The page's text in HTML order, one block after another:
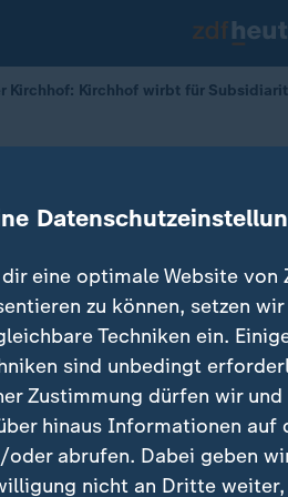
Kirchhof: Kirchhof wirbt für
Kirchhof
für Subsidiarität
eine optimale Website von
zu können, setzen
Techniken ein.
sind unbedingt
Zustimmung dürfen wir
hinaus Informationen auf
oder abrufen. Dabei geben
nicht an Dritte